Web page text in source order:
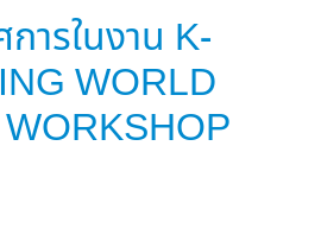
ารในงาน K-
WORLD